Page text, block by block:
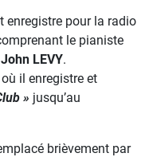
enregistre pour la radio
le pianiste
John LEVY.
il enregistre et
» jusqu’au
brièvement par